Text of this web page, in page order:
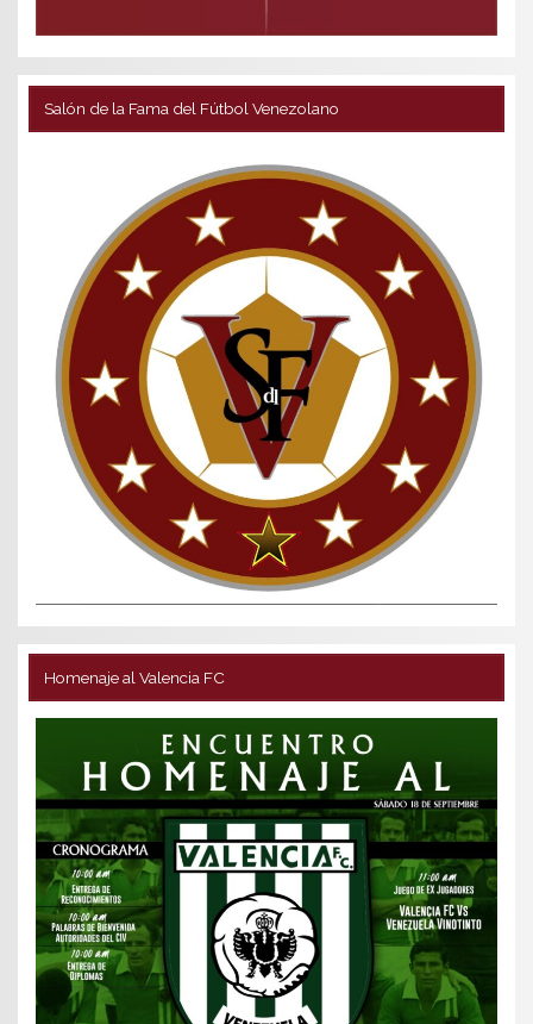
Salón de la Fama del Fútbol Venezolano
Homenaje al Valencia FC